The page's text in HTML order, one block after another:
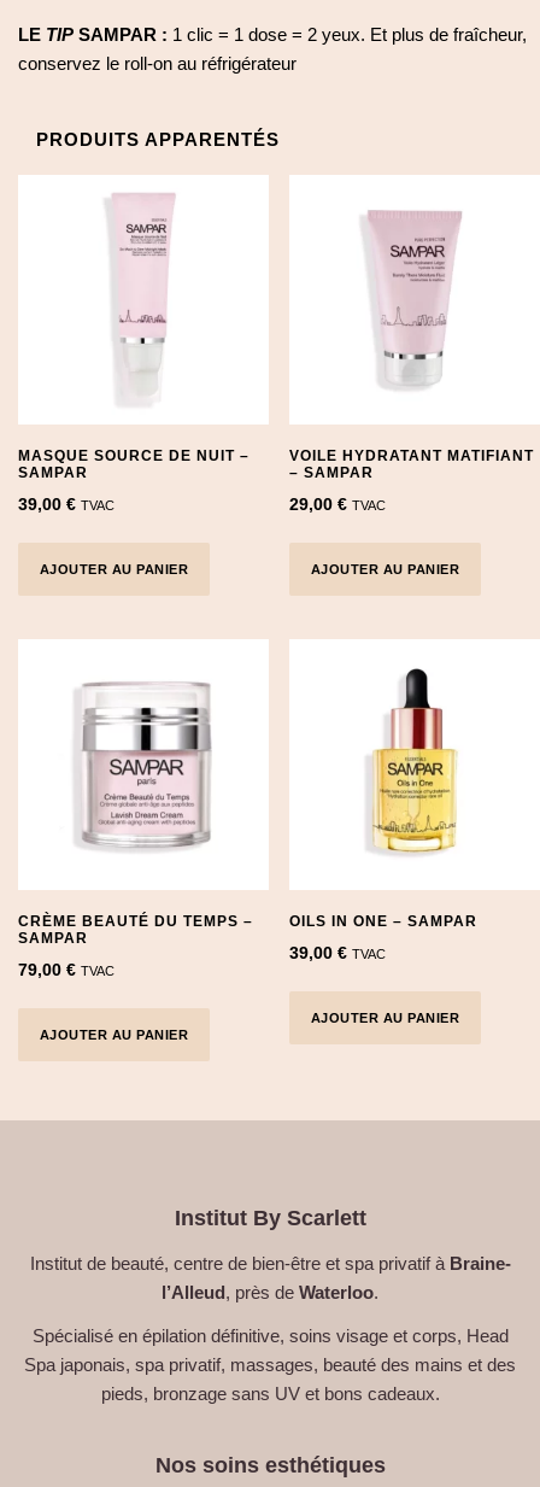
LE TIP SAMPAR : 1 clic = 1 dose = 2 yeux. Et plus de fraîcheur,
conservez le roll-on au réfrigérateur
PRODUITS APPARENTÉS
MASQUE SOURCE DE NUIT –
SAMPAR
39,00 € TVAC
AJOUTER AU PANIER
VOILE HYDRATANT MATIFIANT
– SAMPAR
29,00€ TVAC
AJOUTER AU PANIER
CRÈME BEAUTÉ DU TEMPS –
SAMPAR
79,00 € TVAC
AJOUTER AU PANIER
OILS IN ONE – SAMPAR
39,00€ TVAC
AJOUTER AU PANIER
Institut By Scarlett
Institut de beauté, centre de bien-être et spa privatif à Braine-
l’Alleud, près de Waterloo.
Spécialisé en épilation définitive, soins visage et corps, Head
Spa japonais, spa privatif, massages, beauté des mains et des
pieds, bronzage sans UV et bons cadeaux.
Nos soins esthétiques